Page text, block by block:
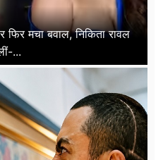
मचा बवाल, निकिता रावल
...